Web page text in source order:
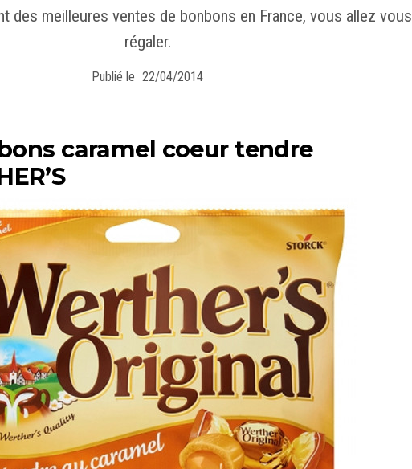
des meilleures ventes de bonbons en France, vous allez vous
régaler.
Publié le 22/04/2014
caramel coeur tendre